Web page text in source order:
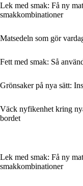
Lek med smak: Få ny
smakkombinationer
Matsedeln som gör
Fett med smak: Så
Grönsaker på nya sätt:
Väck nyfikenhet kring
bordet
Lek med smak: Få ny
smakkombinationer